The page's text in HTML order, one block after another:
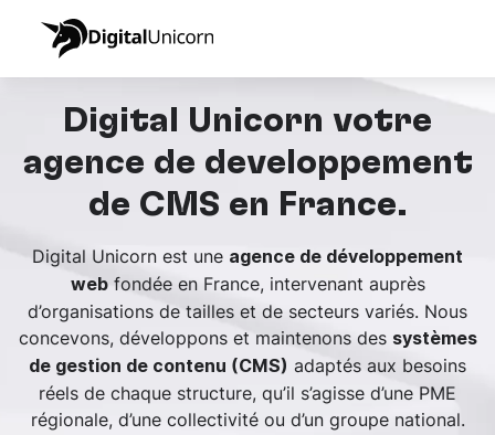
Digital Unicorn votre
agence de développement
de CMS en France.
Digital Unicorn est une agence de développement
webfondée en France, intervenant auprès
d’organisations de tailles et de secteurs variés. Nous
concevons, développons et maintenons des systèmes
de gestion de contenu (CMS) adaptés aux besoins
réels de chaque structure, qu’il s’agisse d’une PME
régionale, d’une collectivité ou d’un groupe national.